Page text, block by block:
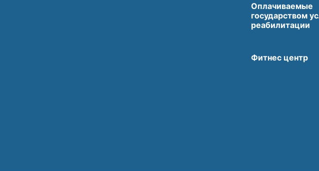
Оплачиваемые
государством
реабилитации
Фитнес центр